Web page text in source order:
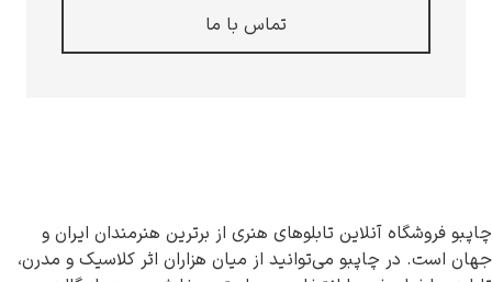
تماس با ما
آنلاین تابلوهای هنری از برترین هنرمندان ایران و
در چاپبو می‌توانید از میان هزاران اثر کلاسیک و مدرن،